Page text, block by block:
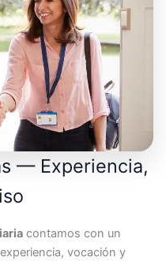
— Experiencia,
contamos con un
vocación y